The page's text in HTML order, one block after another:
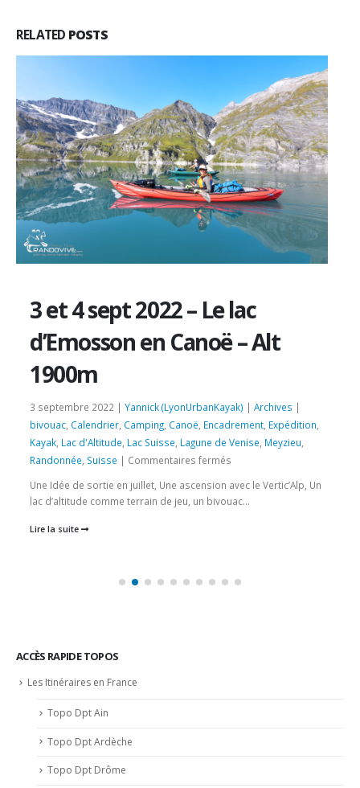
RELATED POSTS
3 et 4 sept 2022 – Le lac
d’Emosson en Canoë – Alt
1900m
3 septembre 2022 | Yannick (LyonUrbanKayak) | Archives |
bivouac, Calendrier, Camping, Canoë, Encadrement, Expédition,
Kayak, Lac d'Altitude, Lac Suisse, Lagune de Venise, Meyzieu,
Randonnée, Suisse | Commentaires fermés
Le
Une Idée de sortie en juillet, Une ascension avec le Vertic’Alp, Un
lac d’altitude comme terrain de jeu, un bivouac...
Lire la suite
ACCÈS RAPIDE TOPOS
Les Itinéraires en France
Topo Dpt Ain
Topo Dpt Ardèche
Topo Dpt Drôme